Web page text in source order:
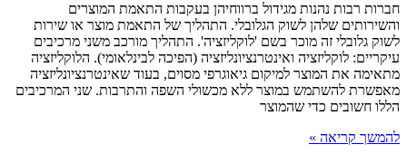
חברות רבות נהנות מגידול ברווחיהן בעקבות התאמת המוצרים
והשירותים שלהן לשוק הגלובלי. התהליך של התאמת מוצר או שירות
לשוק גלובלי זה מוכר בשם 'לוקליזציה'. התהליך מורכב משני מרכיבים
עיקריים: לוקליזציה ואינטרנציונליזציה (הפיכה לבינלאומי). הלוקליזציה
מתאימה את המוצר למיקום גיאוגרפי מסוים, בעוד שאינטרנציונליזציה
מאפשרת להשתמש במוצר ללא מכשולי השפה והתרבות. שני המרכיבים
הללו חשובים כדי שהמוצר
להמשך קריאה »